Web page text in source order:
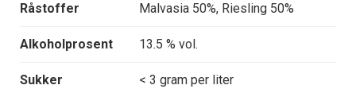
Råstoffer Malvasia 50%, Riesling 50%
Alkoholprosent 13.5 % vol.
Sukker < 3 gram per liter